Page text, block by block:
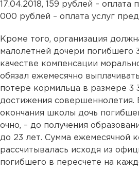
17.04.2018, 159 рублей – оплата
000 рублей – оплата услуг
Кроме того, организация
малолетней дочери погибшего
качестве компенсации
обязал ежемесячно
потере кормильца в размере 3
достижения совершеннолетия.
окончания школы дочь
очно, – до получения
до 23 лет. Сумма ежемесячной
рассчитывалась исходя из
погибшего в пересчете на